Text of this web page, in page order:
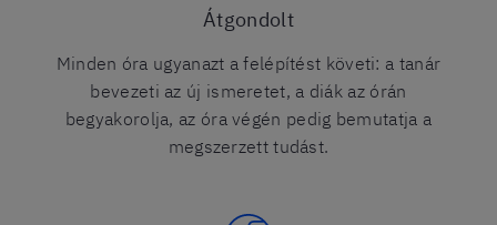
Átgondolt
Minden óra ugyanazt a felépítést követi: a tanár
bevezeti az új ismeretet, a diák az órán
begyakorolja, az óra végén pedig bemutatja a
megszerzett tudást.